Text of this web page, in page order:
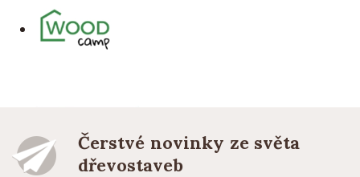
Čerstvé novinky ze světa
dřevostaveb